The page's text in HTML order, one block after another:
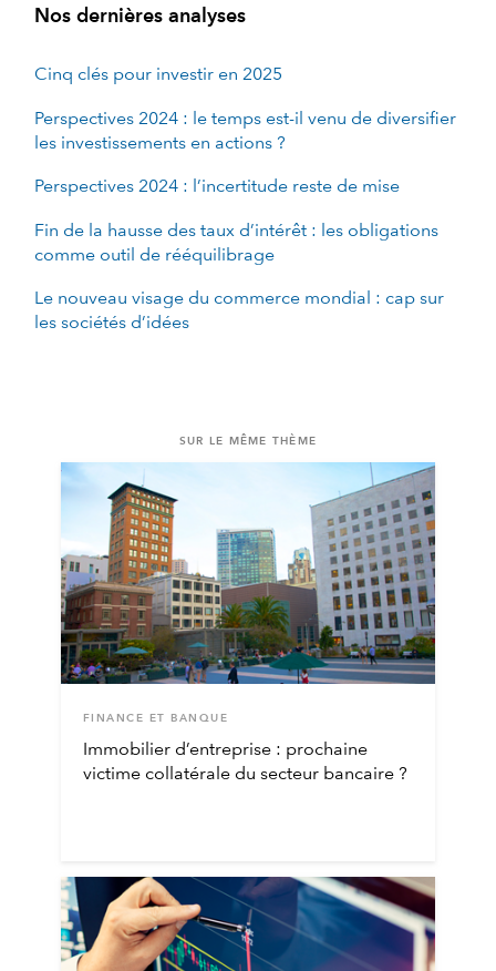
Nos dernières analyses
Cinq clés pour investir en 2025
Perspectives 2024 : le temps est-il venu de diversifier
les investissements en actions ?
Perspectives 2024 : l’incertitude reste de mise
Fin de la hausse des taux d’intérêt : les obligations
comme outil de rééquilibrage
Le nouveau visage du commerce mondial : cap sur
les sociétés d’idées
SUR LE MÊME THÈME
FINANCE ET BANQUE
Immobilier d’entreprise : prochaine
victime collatérale du secteur bancaire ?